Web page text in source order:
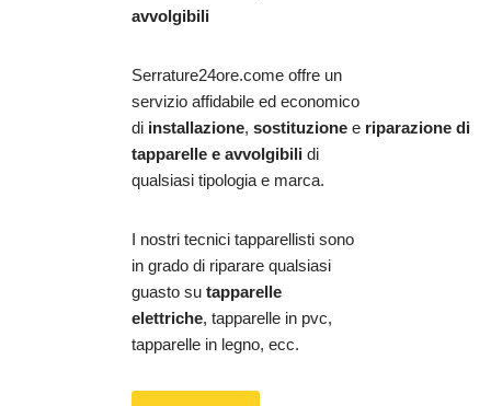
avvolgibili
Serrature24ore.come offre un
servizio affidabile ed economico
di installazione, sostituzione e riparazione di
tapparelle e avvolgibili di
qualsiasi tipologia e marca.
I nostri tecnici tapparellisti sono
in grado di riparare qualsiasi
guasto su tapparelle
elettriche, tapparelle in pvc,
tapparelle in legno, ecc.